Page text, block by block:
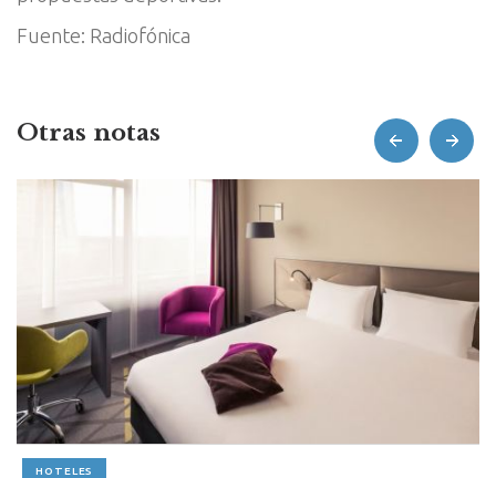
Fuente: Radiofónica
Otras notas
HOTELES
prev next